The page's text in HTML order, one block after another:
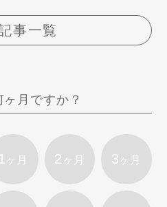
事一覧
月ですか？
1 ヶ月 2 ヶ月 3 ヶ月